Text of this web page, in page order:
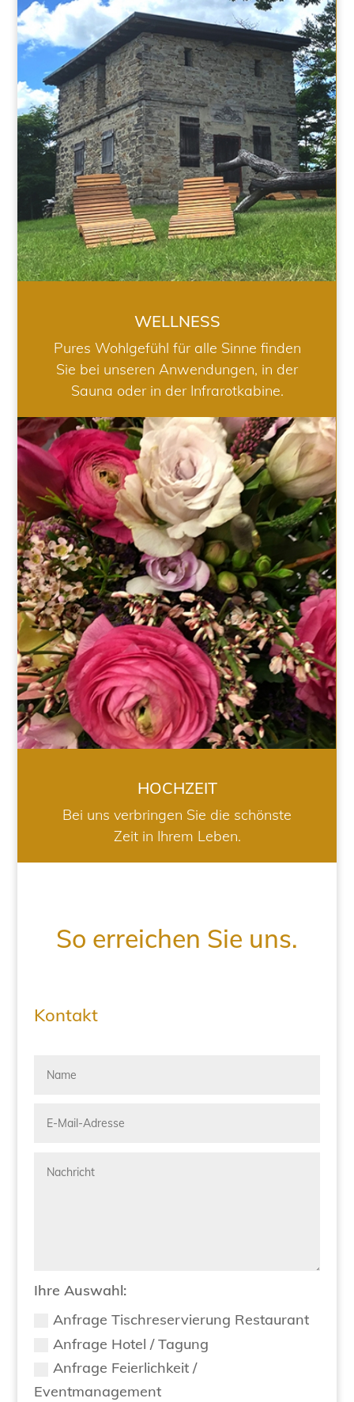
WELLNESS
WELLNESS
Pures Wohlgefühl für alle Sinne finden
Sie bei unseren Anwendungen, in der
Sauna oder in der Infrarotkabine.
HOCHZEIT
HOCHZEIT
Bei uns verbringen Sie die schönste
Zeit in Ihrem Leben.
So erreichen Sie uns.
Kontakt
Ihre Auswahl:
Anfrage Tischreservierung Restaurant
Anfrage Hotel / Tagung
Anfrage Feierlichkeit /
Eventmanagement